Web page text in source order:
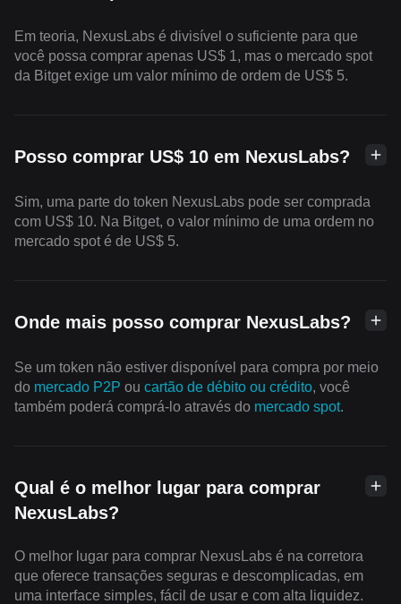
Em teoria, NexusLabs é divisível o suficiente para que
você possa comprar apenas US$ 1, mas o mercado spot
da Bitget exige um valor mínimo de ordem de US$ 5.
Posso comprar US$ 10 em NexusLabs?
Sim, uma parte do token NexusLabs pode ser comprada
com US$ 10. Na Bitget, o valor mínimo de uma ordem no
mercado spot é de US$ 5.
Onde mais posso comprar NexusLabs?
Se um token não estiver disponível para compra por meio
do mercado P2P ou cartão de débito ou crédito, você
também poderá comprá-lo através do mercado spot.
Qual é o melhor lugar para comprar
NexusLabs?
O melhor lugar para comprar NexusLabs é na corretora
que oferece transações seguras e descomplicadas, em
uma interface simples, fácil de usar e com alta liquidez.